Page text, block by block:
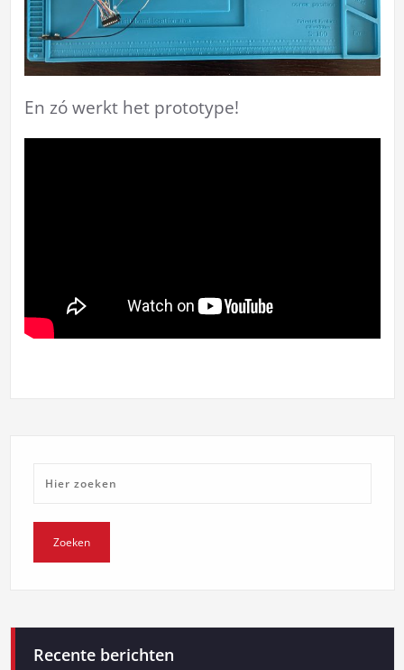
En zó werkt het prototype!
Recente berichten